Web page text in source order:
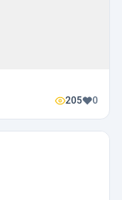
205 0